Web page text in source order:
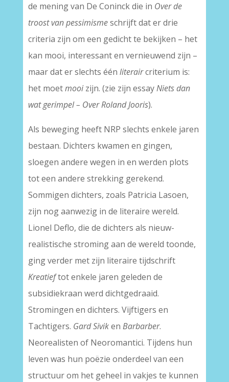
de mening van De Coninck die in Over de
troost van pessimismeschrijft dat er drie
criteria zijn om een gedicht te bekijken – het
kan mooi, interessant en vernieuwend zijn –
maar dat er slechts één literaircriterium is:
het moetmooizijn. (zie zijn essayNiets dan
wat gerimpel – Over Roland Jooris).
Als beweging heeft NRP slechts enkele jaren
bestaan. Dichters kwamen en gingen,
sloegen andere wegen in en werden plots
tot een andere strekking gerekend.
Sommigen dichters, zoals Patricia Lasoen,
zijn nog aanwezig in de literaire wereld.
Lionel Deflo, die de dichters als nieuw-
realistische stroming aan de wereld toonde,
ging verder met zijn literaire tijdschrift
Kreatieftot enkele jaren geleden de
subsidiekraan werd dichtgedraaid.
Stromingen en dichters. Vijftigers en
Tachtigers. Gard Siviken Barbarber.
Neorealisten of Neoromantici. Tijdens hun
leven was hun poëzie onderdeel van een
structuur om het geheel in vakjes te kunnen